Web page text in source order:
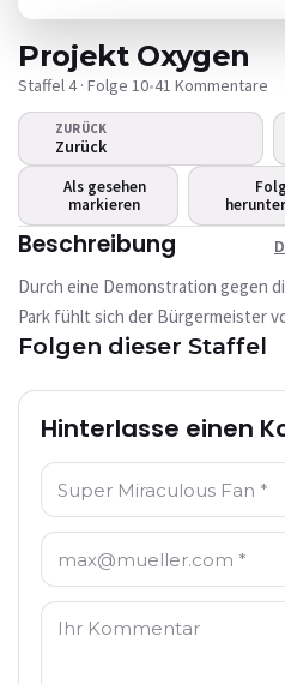
abgespielt?
Dieses Video ist derzeit
Erneut versuchen
Projekt Oxygen
Staffel 4 · Folge 10•41 Kommentare
ZURÜCK
Zurück
Als gesehen
markieren
Beschreibung
Durch eine Demonstration gegen
Park fühlt sich der Bürgermeister
und wird wieder zu „Malediktator“
Miniaturformate, um jeden Pariser
Ladybug erinnert sich an einen
gibt das Miraculous der Maus an
mit vielen Lösungen zu beheben.
Folgen dieser Staffel
Hinterlasse einen
Name: *
E-Mail: *
Kommentar: *